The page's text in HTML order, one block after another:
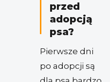
przed
adopcją
psa?
Pierwsze dni
po adopcji są